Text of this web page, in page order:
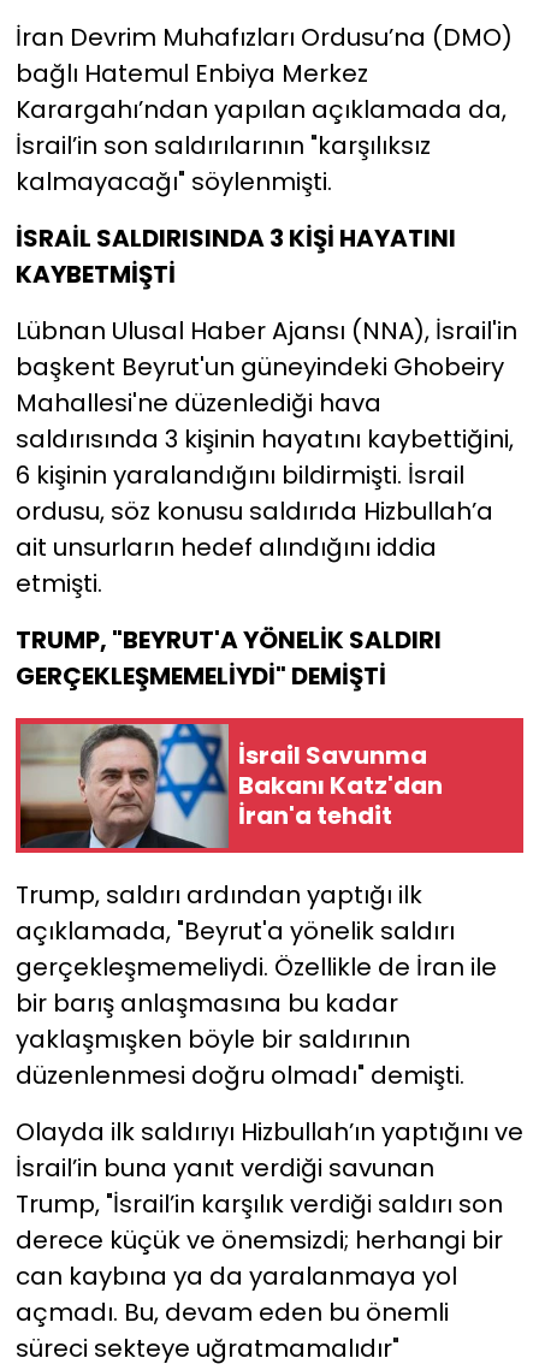
İran Devrim Muhafızları Ordusu’na (DMO)
bağlı Hatemul Enbiya Merkez
Karargahı’ndan yapılan açıklamada da,
İsrail’in son saldırılarının "karşılıksız
kalmayacağı" söylenmişti.
İSRAİL SALDIRISINDA 3 KİŞİ HAYATINI
KAYBETMİŞTİ
Lübnan Ulusal Haber Ajansı (NNA), İsrail'in
başkent Beyrut'un güneyindeki Ghobeiry
Mahallesi'ne düzenlediği hava
saldırısında 3 kişinin hayatını kaybettiğini,
6 kişinin yaralandığını bildirmişti. İsrail
ordusu, söz konusu saldırıda Hizbullah’a
ait unsurların hedef alındığını iddia
etmişti.
TRUMP, "BEYRUT'A YÖNELİK SALDIRI
GERÇEKLEŞMEMELİYDİ" DEMİŞTİ
İsrail Savunma
Bakanı Katz'dan
İran'a tehdit
Trump, saldırı ardından yaptığı ilk
açıklamada, "Beyrut'a yönelik saldırı
gerçekleşmemeliydi. Özellikle de İran ile
bir barış anlaşmasına bu kadar
yaklaşmışken böyle bir saldırının
düzenlenmesi doğru olmadı" demişti.
Olayda ilk saldırıyı Hizbullah’ın yaptığını ve
İsrail’in buna yanıt verdiği savunan
Trump, "İsrail’in karşılık verdiği saldırı son
derece küçük ve önemsizdi; herhangi bir
can kaybına ya da yaralanmaya yol
açmadı. Bu, devam eden bu önemli
süreci sekteye uğratmamalıdır"